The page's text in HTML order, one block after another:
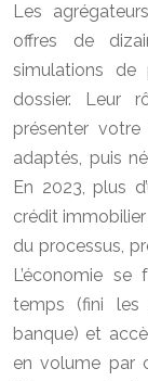
Les
offres de
simulations de
dossier. Leur
présenter
adaptés, puis
En 2023, plus
crédit
du processus,
L’économie
temps (fini les
banque) et
en volume par